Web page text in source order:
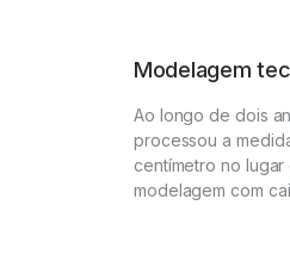
Modelagem
Ao longo de dois
processou a
centímetro no
modelagem com